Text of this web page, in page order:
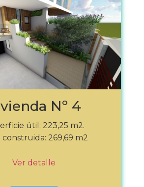
Nº 4
útil: 223,25 m2.
construida: 269,69 m2
Ver detalle